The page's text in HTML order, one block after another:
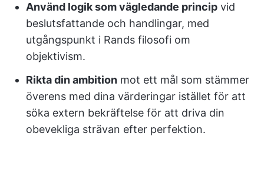
Använd logik som vägledande princip vid
beslutsfattande och handlingar, med
utgångspunkt i Rands filosofi om
objektivism.
Rikta din ambition mot ett mål som stämmer
överens med dina värderingar istället för att
söka extern bekräftelse för att driva din
obevekliga strävan efter perfektion.